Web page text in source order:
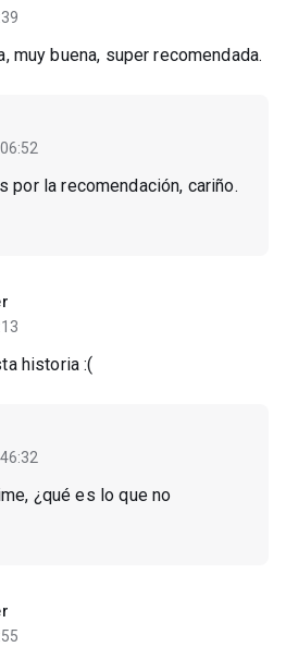
muy buena, super recomendada.
por la recomendación, cariño.
historia :(
¿qué es lo que no